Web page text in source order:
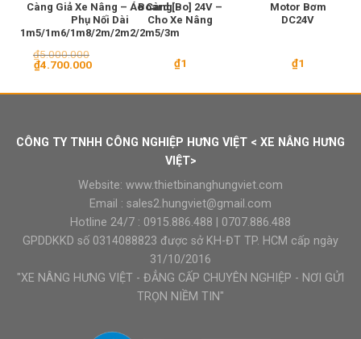
Càng Giả Xe Nâng – Áo Càng
Phụ Nối Dài
1m5/1m6/1m8/2m/2m2/2m5/3m
₫5.000.000
Giá
gốc
₫5.000.000.
₫4.700.000Giá
là:
Board [Bo] 24V –
Cho Xe Nâng
₫1
Motor Bơm
DC24V
₫1
CÔNG TY TNHH CÔNG NGHIỆP HƯNG VIỆT < XE NÂNG HƯNG
VIỆT>
Website: www.thietbinanghungviet.com
Email : sales2.hungviet@gmail.com
Hotline 24/7 : 0915.886.488
0707.886.488
GPDDKKD số 0314088823 được sở KH-ĐT TP. HCM cấp ngày
31/10/2016
"XE NÂNG HƯNG VIỆT - ĐẲNG CẤP CHUYÊN NGHIỆP - NƠI GỬI
TRỌN NIỀM TIN"